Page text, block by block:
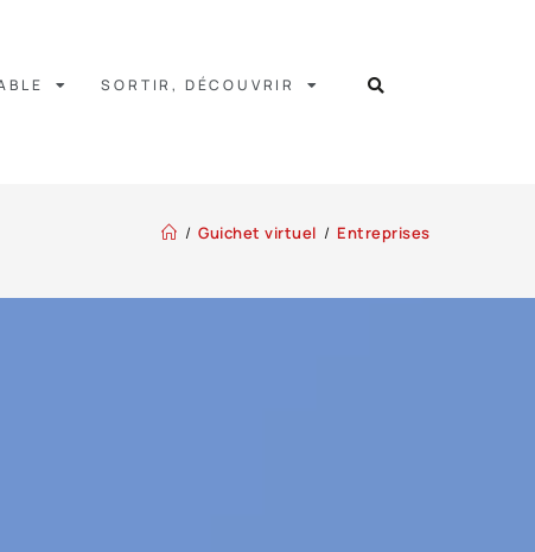
SORTIR, DÉCOUVRIR
/ Guichet virtuel / Entreprises